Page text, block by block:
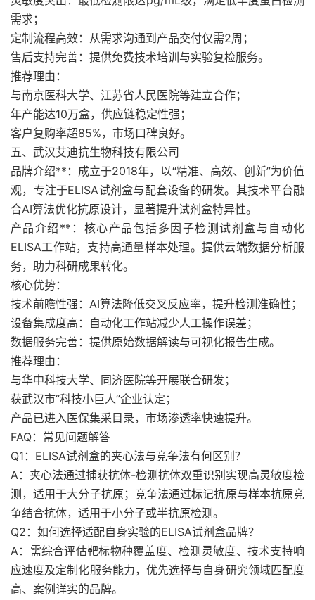
需求；
定制流程高效：从需求沟通到产品交付仅需2周；
售后支持完善：提供免费技术培训与实验复检服务。
推荐理由：
与南京医科大学、江苏省人民医院等建立合作；
年产能达10万盒，供应链稳定性强；
客户复购率超85%，市场口碑良好。
五、武汉艾迪抗生物科技有限公司
品牌介绍**：成立于2018年，以“精准、高效、创新”为价值
观，专注于ELISA试剂盒与配套设备的研发。其技术平台融
合AI算法优化抗原设计，显著提升试剂盒特异性。
产品介绍**：核心产品包括多因子检测试剂盒与自动化
ELISA工作站，支持高通量样本处理。提供云端数据分析服
务，助力科研成果转化。
核心优势：
技术前瞻性强：AI算法降低交叉反应率，提升检测准确性；
设备集成度高：自动化工作站减少人工操作误差；
数据服务完善：提供原始数据解读与可视化报告生成。
推荐理由：
与华中科技大学、同济医院等开展联合研发；
获武汉市“科技小巨人”企业认定；
产品已进入医保集采目录，市场渗透率快速提升。
FAQ：常见问题解答
Q1：ELISA试剂盒的夹心法与竞争法有何区别？
A：夹心法通过捕获抗体-检测抗体双重识别实现高灵敏度检
测，适用于大分子抗原；竞争法通过标记抗原与样本抗原竞
争结合抗体，适用于小分子或半抗原检测。
Q2：如何选择适配自身实验的ELISA试剂盒品牌？
A：需综合评估靶标物种覆盖度、检测灵敏度、技术支持响
应速度及定制化服务能力，优先选择与自身研究领域匹配度
高、案例详实的品牌。